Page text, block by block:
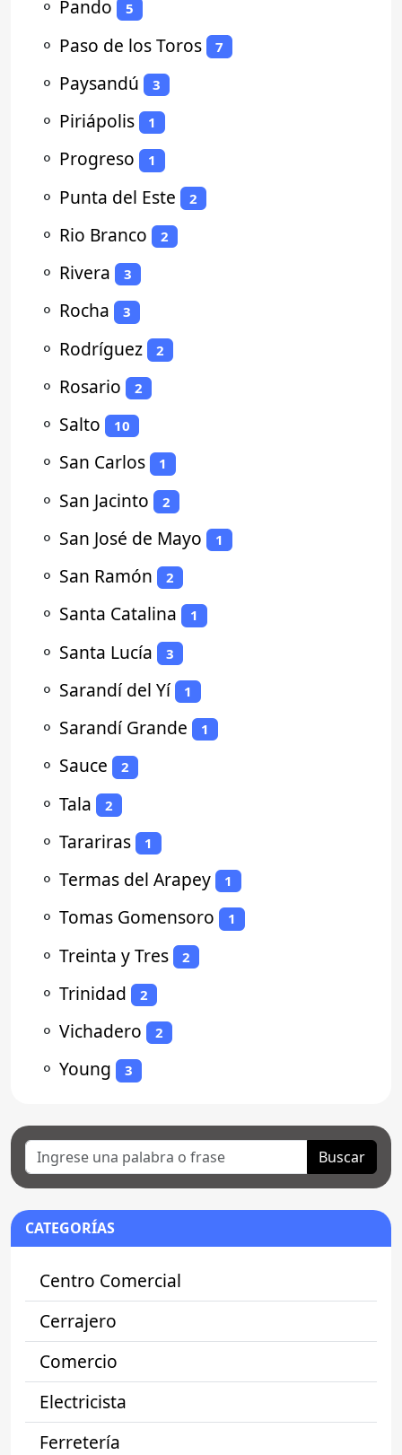
⚬ Pando 5
⚬ Paso de los Toros 7
⚬ Paysandú 3
⚬ Piriápolis 1
⚬ Progreso 1
⚬ Punta del Este 2
⚬ Rio Branco 2
⚬ Rivera 3
⚬ Rocha 3
⚬ Rodríguez 2
⚬ Rosario 2
⚬ Salto 10
⚬ San Carlos 1
⚬ San Jacinto 2
⚬ San José de Mayo 1
⚬ San Ramón 2
⚬ Santa Catalina 1
⚬ Santa Lucía 3
⚬ Sarandí del Yí 1
⚬ Sarandí Grande 1
⚬ Sauce 2
⚬ Tala 2
⚬ Tarariras 1
⚬ Termas del Arapey 1
⚬ Tomas Gomensoro 1
⚬ Treinta y Tres 2
⚬ Trinidad 2
⚬ Vichadero 2
⚬ Young 3
Buscar
CATEGORÍAS
Centro Comercial
Cerrajero
Comercio
Electricista
Ferretería